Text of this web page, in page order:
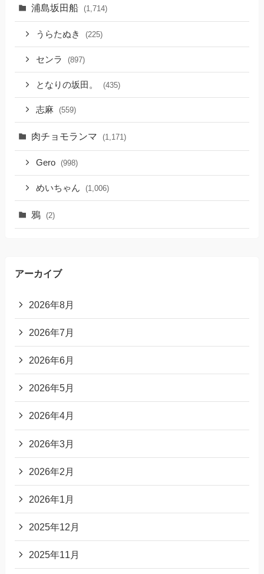
浦島坂田船 (1,714)
うらたぬき (225)
センラ (897)
となりの坂田。 (435)
志麻 (559)
肉チョモランマ (1,171)
Gero (998)
めいちゃん (1,006)
鴉 (2)
アーカイブ
2026年8月
2026年7月
2026年6月
2026年5月
2026年4月
2026年3月
2026年2月
2026年1月
2025年12月
2025年11月